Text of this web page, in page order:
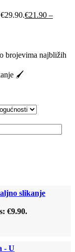
€21.90 –
brojevima najbližih
🖌️
slikanje
€9.90.
- U